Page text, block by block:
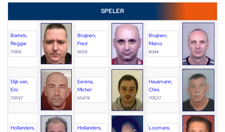
SPELER
Bartels,
Reggie
70156
Bruijnen,
Fred
8029
Bruijnen,
Marco
8044
Dijk van,
Eric
70597
Eerens,
Michel
65478
Hausmann,
Chris
70527
Hollanders,
Hollanders,
Loomans,